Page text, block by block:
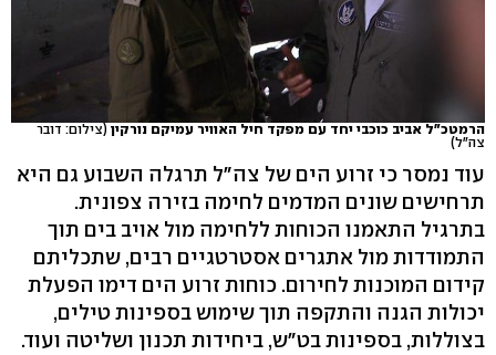
הרמטכ"ל אביב כוכבי יחד עם מפקד חיל האוויר עמיקם נורקין (צילום: דובר
צה"ל)
עוד נמסר כי זרוע הים של צה"ל תרגלה השבוע גם היא
תרחישים שונים המדמים לחימה בזירה צפונית.
בתרגיל התאמנו הכוחות ללחימה מול אויב בים תוך
התמודדות מול אתגרים אסטרטגיים רבים, שתכליתם
קידום המוכנות לחירום. כוחות זרוע הים דימו הפעלת
יכולות הגנה והתקפה תוך שימוש בספינות טילים,
בצוללות, בספינות בט"ש, ביחידות תכנון ושליטה ועוד.